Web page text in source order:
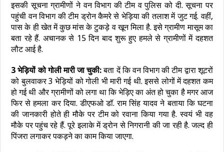
इसकी सूचना ग्रामीणों ने वन विभाग की टीम व पुलिस को दी. सूचना पर
पहुंची वन विभाग की टीम ड्रोन कैमरे से भेड़िया की तलाश में जुट गई. वहीं,
पास के ही खेत में कुछ मांस के टुकड़े व खून मिला है. इसे ग्रामीण मासूम का
बता रहे हैं. अचानक से 15 दिन बाद शुरू हुए हमले से ग्रामीणों में दहशत
लौट आई है.
3 भेड़ियों को गोली मारी जा चुकी:बता दें कि वन विभाग की टीम द्वारा शूटरों
को बुलवाकर 3 भेड़ियों को गोली भी मारी गई थी. इससे लोगों में दहशत कम
हो गई थी और ग्रामीणों को लगा था कि भेड़िए का अंत हो चुका है मगर आज
फिर से हमला कर दिया. डीएफओ डॉ. राम सिंह यादव ने बताया कि घटना
की जानकारी होते ही मौके पर टीम को रवाना किया गया है. स्वयं भी वह
मौके पर पहुंच रहे हैं. पूरे इलाके में ड्रोन से निगरानी की जा रही है. जल्द ही
पिंजरा लगाकर पकड़ने का काम किया जाएगा.